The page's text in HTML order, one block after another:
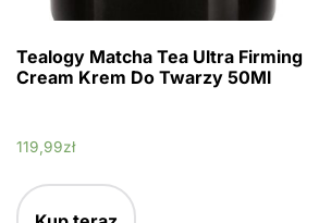
Tealogy Matcha Tea Ultra Firming
Cream Krem Do Twarzy 50Ml
119,99zł